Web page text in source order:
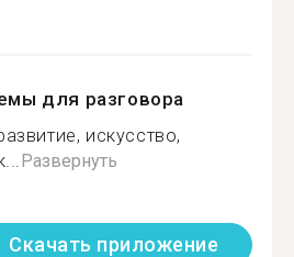
для разговора
искусство,
Развернуть
Скачать приложение